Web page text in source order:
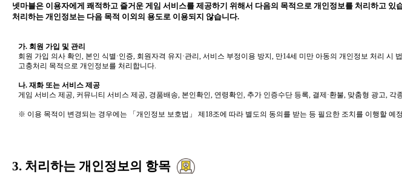
넷마블은 이용자에게 쾌적하고 즐거운 게임 서비스를 제공하기 위해서 다음의 목적으로 개인정보를 처리하고 있
처리하는 개인정보는 다음 목적 이외의 용도로 이용되지 않습니다.
가. 회원 가입 및 관리
회원 가입 의사 확인, 본인 식별·인증, 회원자격 유지·관리, 서비스 부정이용 방지, 만14세 미만 아동의 개인정보 처리 시
고충처리 목적으로 개인정보를 처리합니다.
나. 재화 또는 서비스 제공
게임 서비스 제공, 커뮤니티 서비스 제공, 경품배송, 본인확인, 연령확인, 추가 인증수단 등록, 결제·환불, 맞춤형 광고, 각
※ 이용 목적이 변경되는 경우에는 「개인정보 보호법」 제18조에 따라 별도의 동의를 받는 등 필요한 조치를 이행할 예
3. 처리하는 개인정보의 항목